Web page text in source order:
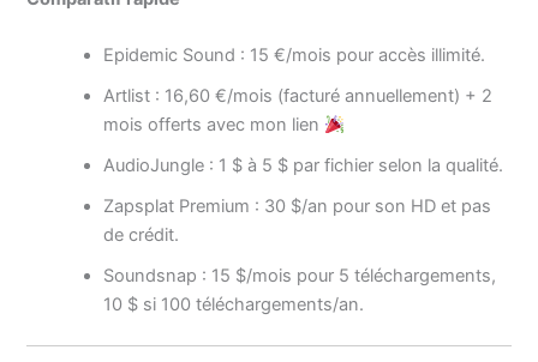
Epidemic Sound : 15 €/mois pour accès illimité.
Artlist : 16,60 €/mois (facturé annuellement) + 2
mois offerts avec mon lien
AudioJungle : 1 $ à 5 $ par fichier selon la qualité.
Zapsplat Premium : 30 $/an pour son HD et pas
de crédit.
Soundsnap : 15 $/mois pour 5 téléchargements,
10 $ si 100 téléchargements/an.